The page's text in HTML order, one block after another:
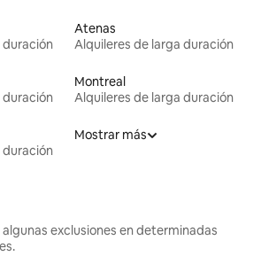
duración
Atenas
Alquileres de larga duración
duración
Montreal
Alquileres de larga duración
duración
Mostrar más
exclusiones en determinadas